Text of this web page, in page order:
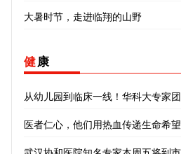
大暑时节，走进临翔的山野
健康
医者仁心，他们用热血传递生命希望